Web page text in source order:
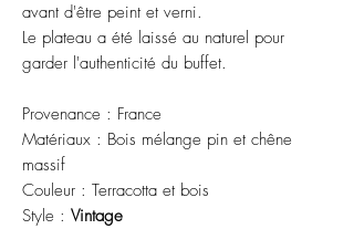
avant d'être peint et verni.
Le plateau a été laissé au naturel pour
garder l'authenticité du buffet.
Provenance : France
Matériaux : Bois mélange pin et chêne
massif
Couleur : Terracotta et bois
Style : Vintage